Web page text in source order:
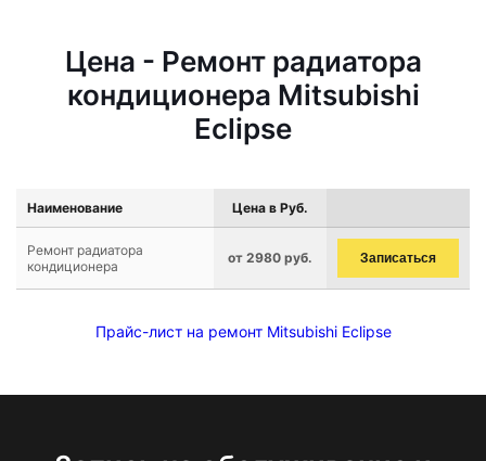
Цена - Ремонт радиатора
кондиционера Mitsubishi
Eclipse
Наименование Цена в Руб.
Ремонт радиатора
кондиционера
от 2980 руб. Записаться
Прайс-лист на ремонт Mitsubishi Eclipse